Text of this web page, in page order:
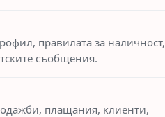
правилата за наличност,
съобщения.
плащания, клиенти,